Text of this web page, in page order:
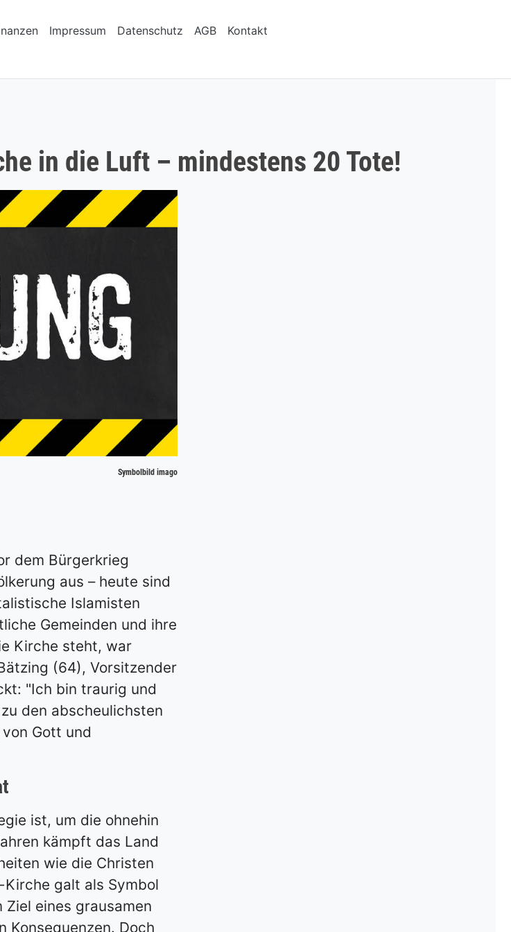
Impressum Datenschutz AGB Kontakt
in die Luft – mindestens 20 Tote!
Symbolbild imago
dem Bürgerkrieg
aus – heute sind
Islamisten
Gemeinden und ihre
Kirche steht, war
(64), Vorsitzender
"Ich bin traurig und
den abscheulichsten
Gott und
ist, um die ohnehin
kämpft das Land
wie die Christen
galt als Symbol
eines grausamen
Konsequenzen. Doch